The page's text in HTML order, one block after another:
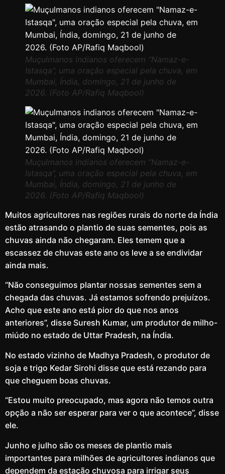
Muçulmanos indianos oferecem “Namaz-e-
Istasqa”, uma oração especial pela chuva, em
Mumbai, Índia, domingo, 21 de junho de
2026. (Foto AP/Rafiq Maqbool)
Muçulmanos indianos oferecem “Namaz-e-
Istasqa”, uma oração especial pela chuva, em
Mumbai, Índia, domingo, 21 de junho de
2026. (Foto AP/Rafiq Maqbool)
Muitos agricultores nas regiões rurais do norte da Índia
estão atrasando o plantio de suas sementes, pois as
chuvas ainda não chegaram. Eles temem que a
escassez de chuvas este ano os leve a se endividar
ainda mais.
“Não conseguimos plantar nossas sementes sem a
chegada das chuvas. Já estamos sofrendo prejuízos.
Acho que este ano está pior do que nos anos
anteriores”, disse Suresh Kumar, um produtor de milho-
miúdo no estado de Uttar Pradesh, na Índia.
No estado vizinho de Madhya Pradesh, o produtor de
soja e trigo Kedar Sirohi disse que está rezando para
que cheguem boas chuvas.
“Estou muito preocupado, mas agora não temos outra
opção a não ser esperar para ver o que acontece”, disse
ele.
Junho e julho são os meses de plantio mais
importantes para milhões de agricultores indianos que
dependem da estação chuvosa para irrigar seus